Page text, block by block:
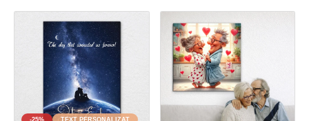
-25%
TEXT PERSONALIZAT